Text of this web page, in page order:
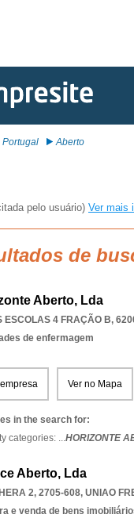
Portugal Aberto
pelo usuário) Ver mais
de
Aberto, Lda
ESCOLAS 4 FRAÇÃO B,
de enfermagem
Ver no Mapa
in the search for:
categories: ...HORIZONTE
Aberto, Lda
2, 2705-608, UNIAO
e venda de bens